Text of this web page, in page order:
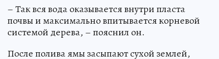
– Так вся вода оказывается внутри пласта
почвы и максимально впитывается корневой
системой дерева, – пояснил он.
После полива ямы засыпают сухой землей,